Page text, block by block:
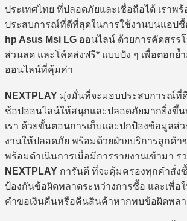
ประเทศไทย ที่ปลอดภัยและเชื่อถือได้ เราพ
ประสบการณ์ที่ดีที่สุดในการใช้งานบนแอปซื้
hp Asus Msi LG ออนไลน์ ด้วยการคัดสรร
ส่วนลด และโค้ดส่งฟรี* แบบปัง ๆ เพื่อตอกย้
ออนไลน์ที่คุ้มค่า
NEXTPLAY มุ่งมั่นที่จะมอบประสบการณ์ที่
ช้อปออนไลน์ให้สนุกและปลอดภัยมากยิ่งขึ้
เรา ด้วยขั้นตอนการเก็บและปกป้องข้อมูลส่
งานให้ปลอดภัย พร้อมด้วยฝ่ายบริการลูกค้า
พร้อมดำเนินการเมื่อมีการรายงานเข้ามา ร
NEXTPLAY การันตี ที่จะคุ้มครองทุกคำสั่ง
ป้องกันข้อผิดพลาดระหว่างการซื้อ และเพื่
คำขอเงินคืนหรือคืนสินค้าหากพบข้อผิดพล